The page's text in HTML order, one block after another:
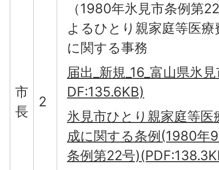
市
長
2
（1980年氷見市条例第
よるひとり親家庭等医療
に関する事務
届出_新規_16_富山県氷見
DF:135.6KB)
氷見市ひとり親家庭等医
成に関する条例(1980年
条例第22号